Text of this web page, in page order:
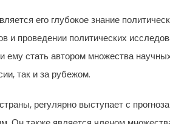
его глубокое знание
и проведении политических
ему стать автором множества
так и за рубежом.
регулярно выступает с